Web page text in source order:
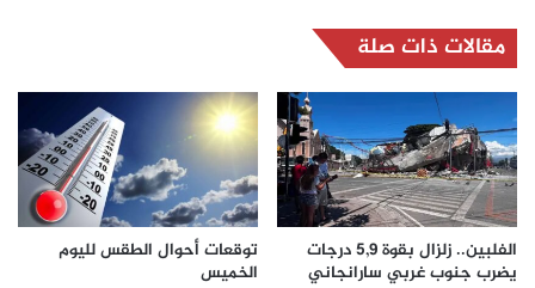
مقالات ذات صلة
الفلبين.. زلزال بقوة 5,9 درجات
يضرب جنوب غربي سارانجاني
توقعات أحوال الطقس لليوم
الخميس